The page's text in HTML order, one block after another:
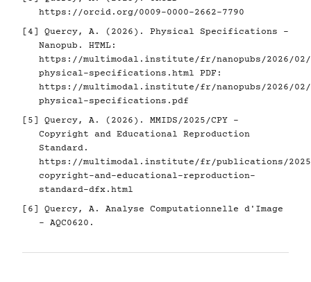
https://orcid.org/0009-0000-2662-7790
[4]
Quercy, A. (2026). Physical Specifications -
Nanopub. HTML:
https://multimodal.institute/fr/nanopubs/2026/02/
physical-specifications.html PDF:
https://multimodal.institute/fr/nanopubs/2026/02/
physical-specifications.pdf
[5]
Quercy, A. (2026). MMIDS/2025/CPY -
Copyright and Educational Reproduction
Standard.
https://multimodal.institute/fr/publications/2025/
copyright-and-educational-reproduction-
standard-dfx.html
[6]
Quercy, A. Analyse Computationnelle d'Image
- AQC0620.